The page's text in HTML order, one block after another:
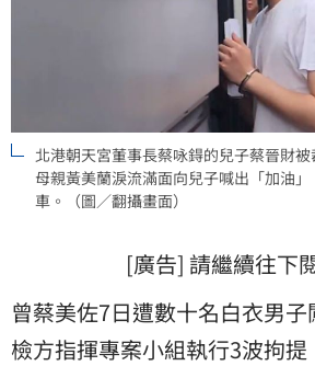
北港朝天宮董事長蔡咏鍀的兒子蔡晉財
母親黃美蘭淚流滿面向兒子喊出「加油
車。（圖／翻攝畫面）
[廣告] 請繼續往下
曾蔡美佐7日遭數十名白衣男子
檢方指揮專案小組執行3波拘提